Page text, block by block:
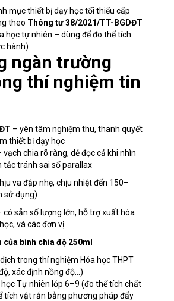
mục thiết bị dạy học tối thiểu cấp
theo Thông tư 38/2021/TT-BGDĐT
học tự nhiên – dùng để đo thể tích
hành)
ngàn trường
thí nghiệm tin
– yên tâm nghiệm thu, thanh quyết
thiết bị dạy học
vạch chia rõ ràng, dễ đọc cả khi nhìn
tắc tránh sai số parallax
va đập nhẹ, chịu nhiệt đến 150–
sử dụng)
có sẵn số lượng lớn, hỗ trợ xuất hóa
và các đơn vị.
bình chia độ 250ml
trong thí nghiệm Hóa học THPT
xác định nồng độ…)
Tự nhiên lớp 6–9 (đo thể tích chất
tích vật rắn bằng phương pháp đẩy